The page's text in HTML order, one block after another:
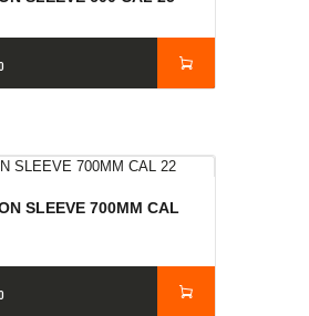
SLEEVE 700MM CAL